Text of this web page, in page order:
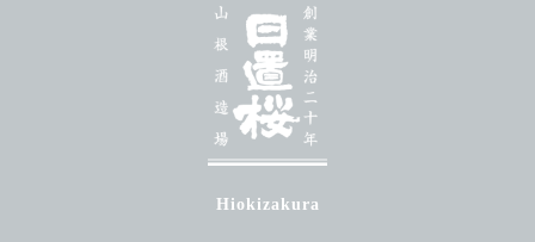
Hiokizakura